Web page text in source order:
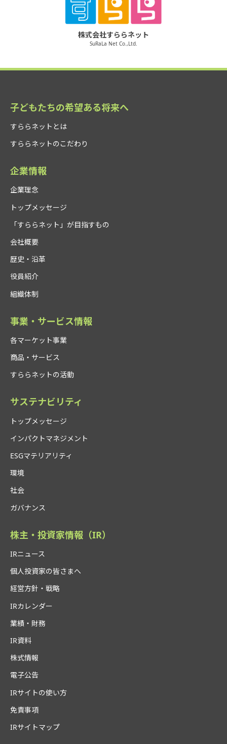
株式会社すららネット
SuRaLa Net Co.,Ltd.
子どもたちの希望ある将来へ
すららネットとは
すららネットのこだわり
企業情報
企業理念
トップメッセージ
「すららネット」が目指すもの
会社概要
歴史・沿革
役員紹介
組織体制
事業・サービス情報
各マーケット事業
商品・サービス
すららネットの活動
サステナビリティ
トップメッセージ
インパクトマネジメント
ESGマテリアリティ
環境
社会
ガバナンス
株主・投資家情報（IR）
IRニュース
個人投資家の皆さまへ
経営方針・戦略
IRカレンダー
業績・財務
IR資料
株式情報
電子公告
IRサイトの使い方
免責事項
IRサイトマップ